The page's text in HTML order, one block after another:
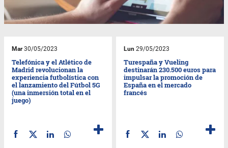
Mar30/05/2023
Telefónica y el Atlético de
Madrid revolucionan la
experiencia futbolística con
el lanzamiento del Fútbol 5G
(una inmersión total en el
juego)
Lun 29/05/2023
Turespaña y Vueling
destinarán 230.500 euros para
impulsar la promoción de
España en el mercado
francés